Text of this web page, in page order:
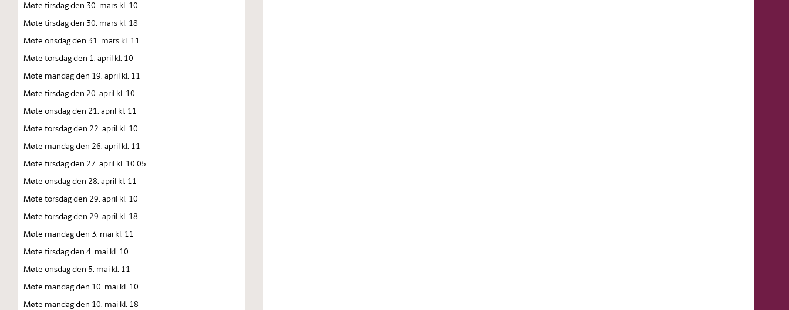
Møte tirsdag den 30. mars kl. 10
Møte tirsdag den 30. mars kl. 18
Møte onsdag den 31. mars kl. 11
Møte torsdag den 1. april kl. 10
Møte mandag den 19. april kl. 11
Møte tirsdag den 20. april kl. 10
Møte onsdag den 21. april kl. 11
Møte torsdag den 22. april kl. 10
Møte mandag den 26. april kl. 11
Møte tirsdag den 27. april kl. 10.05
Møte onsdag den 28. april kl. 11
Møte torsdag den 29. april kl. 10
Møte torsdag den 29. april kl. 18
Møte mandag den 3. mai kl. 11
Møte tirsdag den 4. mai kl. 10
Møte onsdag den 5. mai kl. 11
Møte mandag den 10. mai kl. 10
Møte mandag den 10. mai kl. 18